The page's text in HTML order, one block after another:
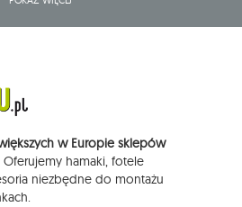
wysyłki newslettera i przechowywane do
dostępu do swoich danych osobowych,
swoich danych oraz prawo do
oraz cofnięcia zgody w
na zgodność z prawem przetwarzania,
zgody przed jej cofnięciem. W tym celu
obsługi klienta Mouton Interactive pod
w Europie sklepów
Oferujemy hamaki, fotele
niezbędne do montażu